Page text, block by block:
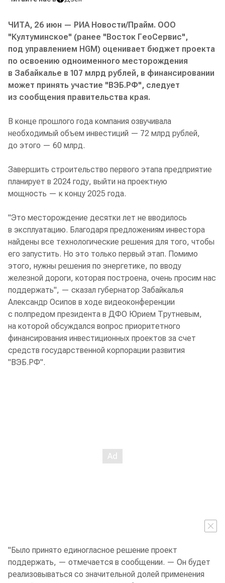
ЧИТА, 26 июн — РИА Новости/Прайм. ООО
"Култуминское" (ранее "Восток ГеоСервис",
под управлением HGM) оценивает бюджет проекта
по освоению одноименного месторождения
в Забайкалье в 107 млрд рублей, в финансировании
может принять участие "ВЭБ.РФ", следует
из сообщения правительства края.
В конце прошлого года компания озвучивала
необходимый объем инвестиций — 72 млрд рублей,
до этого — 60 млрд.
Завершить строительство первого этапа предприятие
планирует в 2024 году, выйти на проектную
мощность — к концу 2025 года.
"Это месторождение десятки лет не вводилось
в эксплуатацию. Благодаря предложениям инвестора
найдены все технологические решения для того, чтобы
его запустить. Но это только первый этап. Помимо
этого, нужны решения по энергетике, по вводу
железной дороги, которая построена, очень просим нас
поддержать", — сказал губернатор Забайкалья
Александр Осипов в ходе видеоконференции
с полпредом президента в ДФО Юрием Трутневым,
на которой обсуждался вопрос приоритетного
финансирования инвестиционных проектов за счет
средств государственной корпорации развития
"ВЭБ.РФ".
"Было принято единогласное решение проект
поддержать, — отмечается в сообщении. — Он будет
реализовываться со значительной долей применения